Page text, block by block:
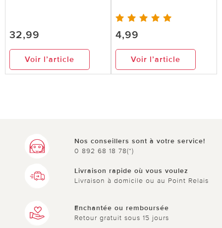
32,99
Voir l’article
4,99
Voir l’article
Nos conseillers sont à votre service!
0 892 68 18 78(*)
Livraison rapide où vous voulez
Livraison à domicile ou au Point Relais
Enchantée ou remboursée
Retour gratuit sous 15 jours